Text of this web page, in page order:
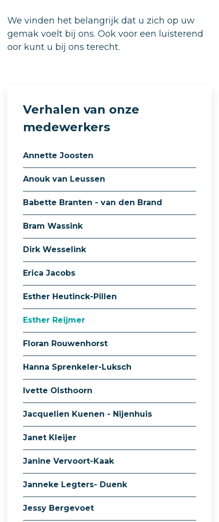
We vinden het belangrijk dat u zich op uw
gemak voelt bij ons. Ook voor een luisterend
oor kunt u bij ons terecht.
Verhalen van onze
medewerkers
Annette Joosten
Anouk van Leussen
Babette Branten - van den Brand
Bram Wassink
Dirk Wesselink
Erica Jacobs
Esther Heutinck-Pillen
Esther Reijmer
Floran Rouwenhorst
Hanna Sprenkeler-Luksch
Ivette Olsthoorn
Jacquelien Kuenen - Nijenhuis
Janet Kleijer
Janine Vervoort-Kaak
Janneke Legters- Duenk
Jessy Bergevoet